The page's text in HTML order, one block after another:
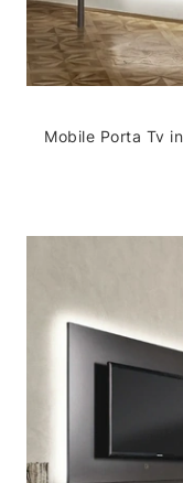
Mobile Porta Tv